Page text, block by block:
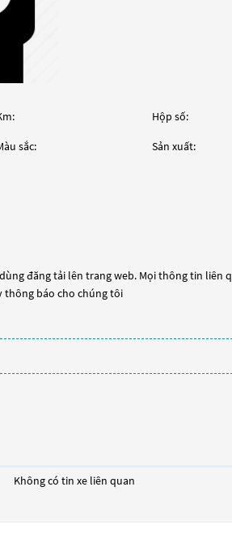
Hộp số:
sắc: Sản xuất:
đăng tải lên trang web. Mọi thông tin liên
thông báo cho chúng tôi
Không có tin xe liên quan